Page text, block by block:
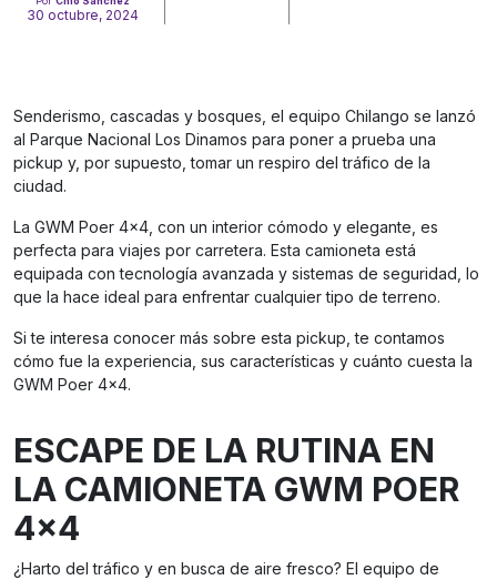
30 octubre, 2024
Senderismo, cascadas y bosques, el equipo Chilango se lanzó
al Parque Nacional Los Dinamos para poner a prueba una
pickup y, por supuesto, tomar un respiro del tráfico de la
ciudad.
La GWM Poer 4×4, con un interior cómodo y elegante, es
perfecta para viajes por carretera. Esta camioneta está
equipada con tecnología avanzada y sistemas de seguridad, lo
que la hace ideal para enfrentar cualquier tipo de terreno.
Si te interesa conocer más sobre esta pickup, te contamos
cómo fue la experiencia, sus características y cuánto cuesta la
GWM Poer 4×4.
ESCAPE DE LA RUTINA EN
LA CAMIONETA GWM POER
4×4
¿Harto del tráfico y en busca de aire fresco? El equipo de